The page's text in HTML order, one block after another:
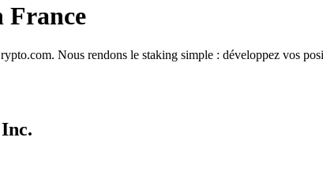
France
Nous rendons le staking simple : développez vos